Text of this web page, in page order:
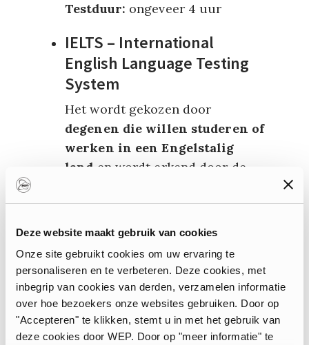
Deze website maakt gebruik van cookies
Onze site gebruikt cookies om uw ervaring te
personaliseren en te verbeteren. Deze cookies, met
inbegrip van cookies van derden, verzamelen informatie
over hoe bezoekers onze websites gebruiken. Door op
"Accepteren" te klikken, stemt u in met het gebruik van
deze cookies door WEP. Door op "meer informatie" te
Testduur: ongeveer 4 uur
IELTS – International
English Language Testing
System
Het wordt gekozen door
degenen die willen studeren of
werken in een Engelstalig
land en wordt erkend door de
werkgevers, beroepsregistratie-
instanties en immigratie-
landen waar Engels als eerste
taal wordt gebruikt.
Examens:listening, reading,
writing en speaking
Testduur:ongeveer 3 uur